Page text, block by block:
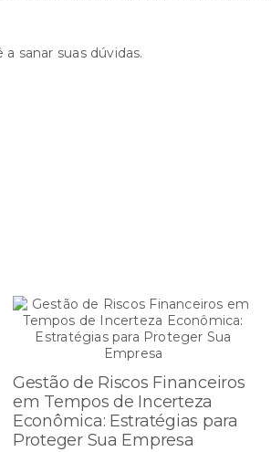
sanar suas dúvidas.
Gestão de Riscos Financeiros
em Tempos de Incerteza
Econômica: Estratégias para
Proteger Sua Empresa